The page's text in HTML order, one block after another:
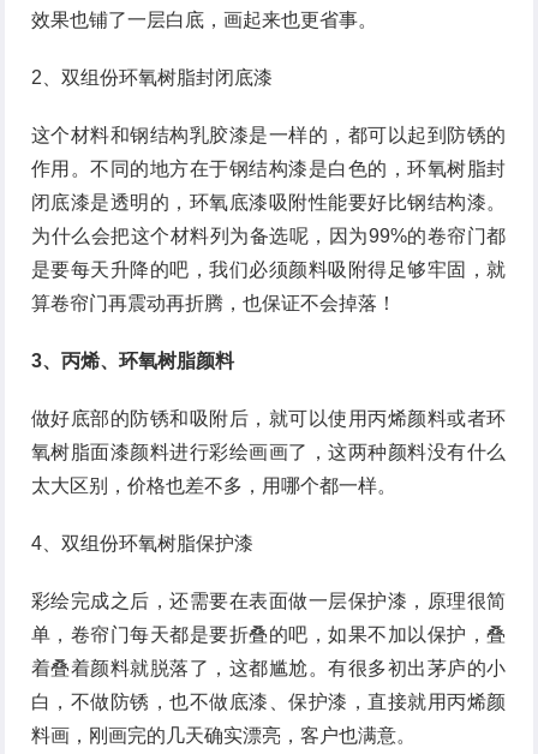
效果也铺了一层白底，画起来也更省事。
2、双组份环氧树脂封闭底漆
这个材料和钢结构乳胶漆是一样的，都可以起到防锈的
作用。不同的地方在于钢结构漆是白色的，环氧树脂封
闭底漆是透明的，环氧底漆吸附性能要好比钢结构漆。
为什么会把这个材料列为备选呢，因为99%的卷帘门都
是要每天升降的吧，我们必须颜料吸附得足够牢固，就
算卷帘门再震动再折腾，也保证不会掉落！
3、丙烯、环氧树脂颜料
做好底部的防锈和吸附后，就可以使用丙烯颜料或者环
氧树脂面漆颜料进行彩绘画画了，这两种颜料没有什么
太大区别，价格也差不多，用哪个都一样。
4、双组份环氧树脂保护漆
彩绘完成之后，还需要在表面做一层保护漆，原理很简
单，卷帘门每天都是要折叠的吧，如果不加以保护，叠
着叠着颜料就脱落了，这都尴尬。有很多初出茅庐的小
白，不做防锈，也不做底漆、保护漆，直接就用丙烯颜
料画，刚画完的几天确实漂亮，客户也满意。